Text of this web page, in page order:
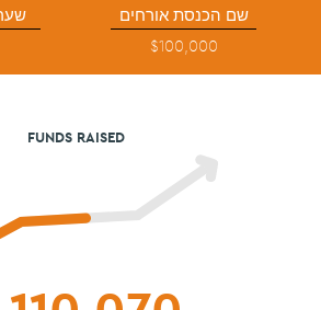
שם הכנסת אורחים
$100,000
FUNDS RAISED